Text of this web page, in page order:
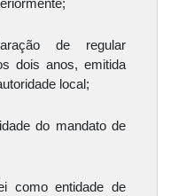
de regular
dois anos, emitida
local;
do mandato de
como entidade de